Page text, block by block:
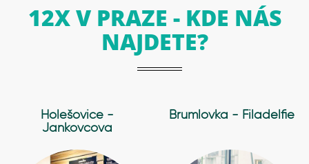
12X V PRAZE - KDE NÁS
NAJDETE?
Holešovice -
Jankovcova
Brumlovka - Filadelfie